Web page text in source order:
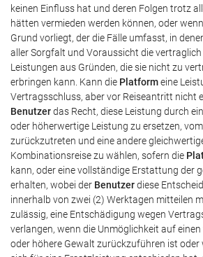
keinen Einfluss hat und deren Folgen trotz
hätten vermieden werden können, oder
Grund vorliegt, der die Fälle umfasst, in
aller Sorgfalt und Voraussicht die
Leistungen aus Gründen, die sie nicht zu
erbringen kann. Kann die Platformeine
Vertragsschluss, aber vor Reiseantritt nicht
Benutzerdas Recht, diese Leistung durch
oder höherwertige Leistung zu ersetzen,
zurückzutreten und eine andere
Kombinationsreise zu wählen, sofern die
kann, oder eine vollständige Erstattung der
erhalten, wobei der Benutzerdiese
innerhalb von zwei (2) Werktagen mitteilen
zulässig, eine Entschädigung wegen
verlangen, wenn die Unmöglichkeit auf
oder höhere Gewalt zurückzuführen ist oder